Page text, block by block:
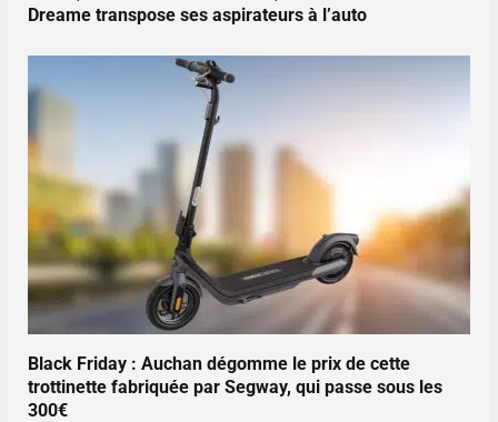
Dreame transpose ses aspirateurs à l’auto
Black Friday : Auchan dégomme le prix de cette
trottinette fabriquée par Segway, qui passe sous les
300€